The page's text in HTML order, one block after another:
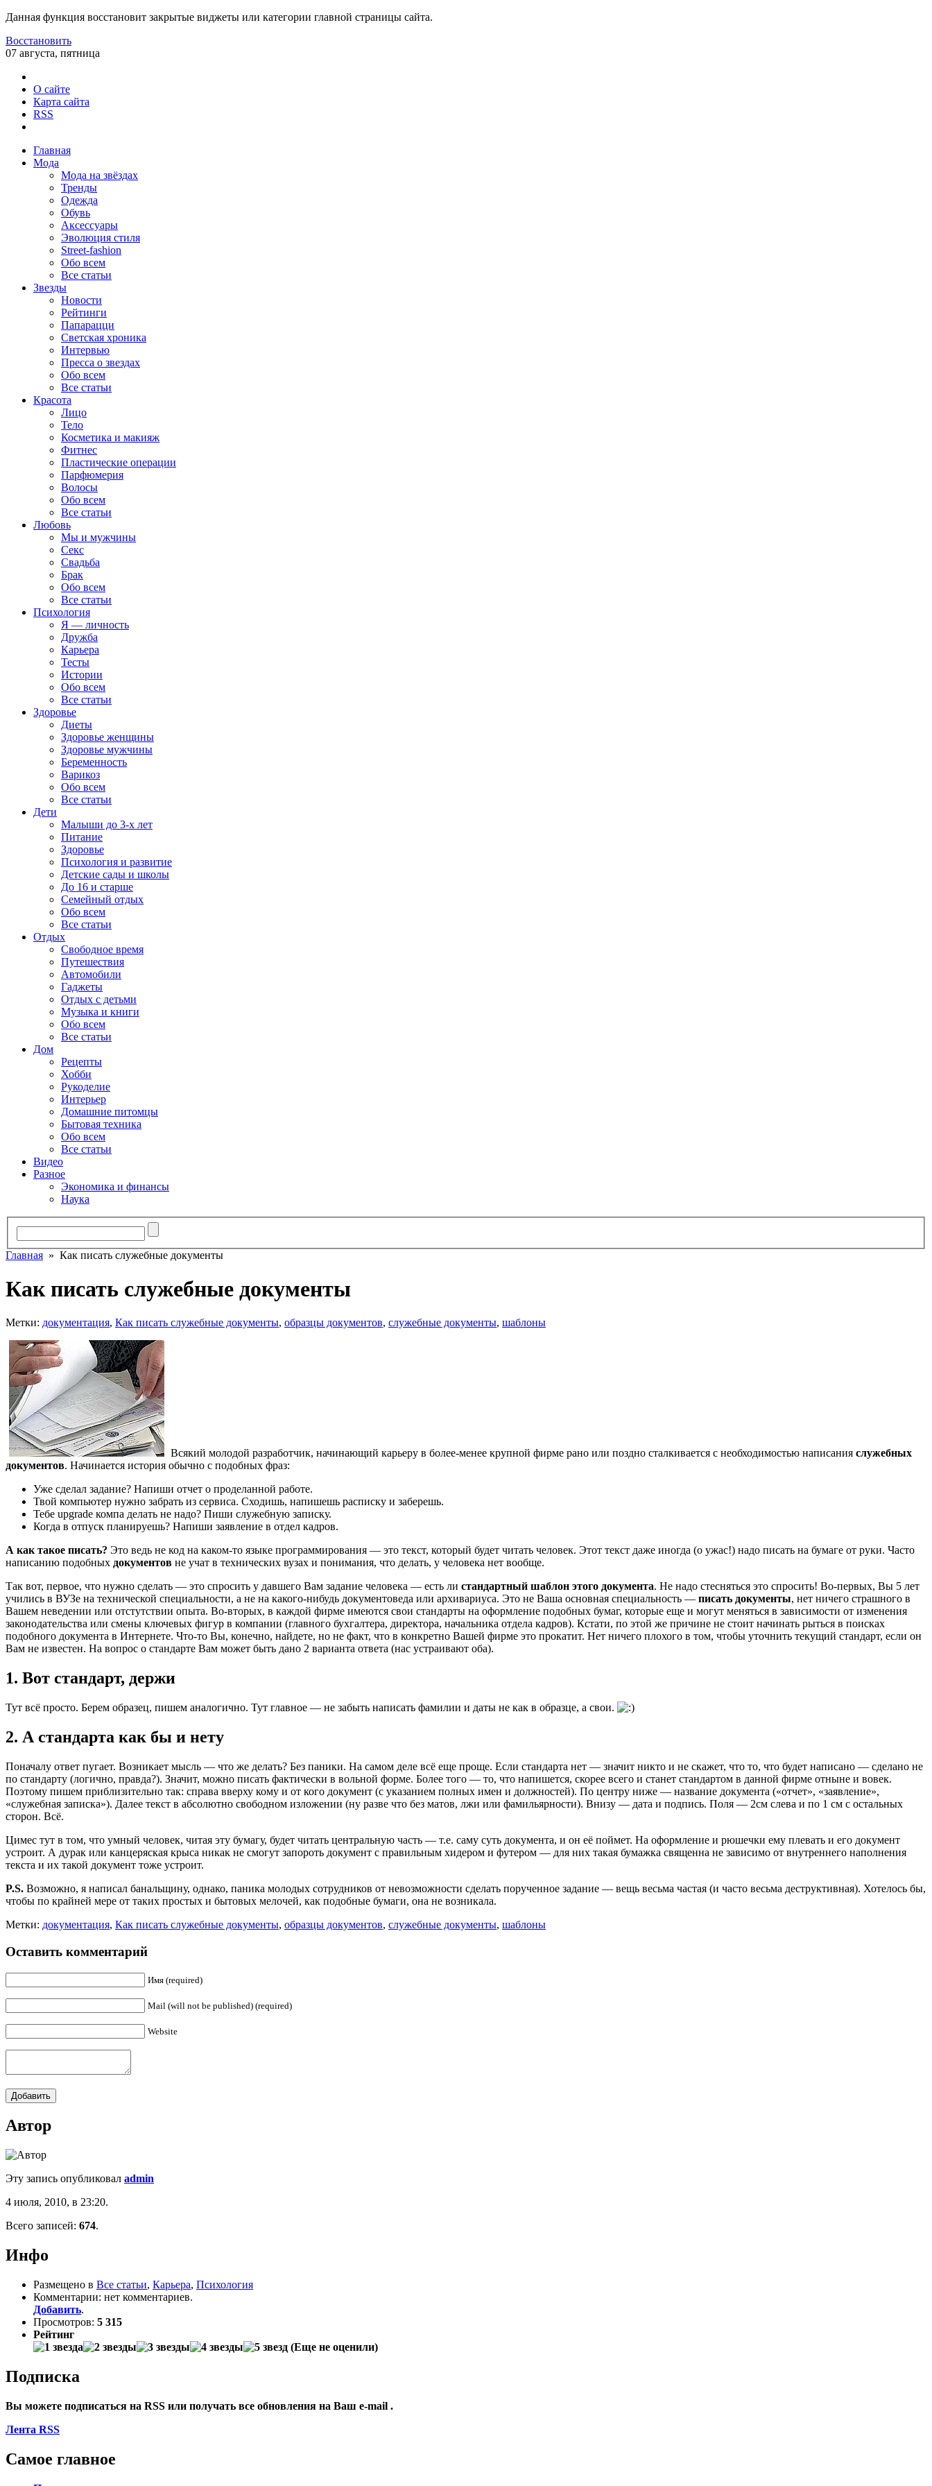
Данная функция восстановит закрытые виджеты или категории главной страницы сайта.
Восстановить
07 августа, пятница
О сайте
Карта сайта
RSS
Главная
Мода
Мода на звёздах
Тренды
Одежда
Обувь
Аксессуары
Эволюция стиля
Street-fashion
Обо всем
Все статьи
Звезды
Новости
Рейтинги
Папарацци
Светская хроника
Интервью
Пресса о звездах
Обо всем
Все статьи
Красота
Лицо
Тело
Косметика и макияж
Фитнес
Пластические операции
Парфюмерия
Волосы
Обо всем
Все статьи
Любовь
Мы и мужчины
Секс
Свадьба
Брак
Обо всем
Все статьи
Психология
Я — личность
Дружба
Карьера
Тесты
Истории
Обо всем
Все статьи
Здоровье
Диеты
Здоровье женщины
Здоровье мужчины
Беременность
Варикоз
Обо всем
Все статьи
Дети
Малыши до 3-х лет
Питание
Здоровье
Психология и развитие
Детские сады и школы
До 16 и старше
Семейный отдых
Обо всем
Все статьи
Отдых
Свободное время
Путешествия
Автомобили
Гаджеты
Отдых с детьми
Музыка и книги
Обо всем
Все статьи
Дом
Рецепты
Хобби
Рукоделие
Интерьер
Домашние питомцы
Бытовая техника
Обо всем
Все статьи
Видео
Разное
Экономика и финансы
Наука
Главная » Как писать служебные документы
Как писать служебные документы
Метки: документация, Как писать служебные документы, образцы документов, служебные документы, шаблоны
Всякий молодой разработчик, начинающий карьеру в более-менее крупной фирме рано или поздно сталкивается с необходимостью написания служебных
документов. Начинается история обычно с подобных фраз:
Уже сделал задание? Напиши отчет о проделанной работе.
Твой компьютер нужно забрать из сервиса. Сходишь, напишешь расписку и заберешь.
Тебе upgrade компа делать не надо? Пиши служебную записку.
Когда в отпуск планируешь? Напиши заявление в отдел кадров.
А как такое писать? Это ведь не код на каком-то языке программирования — это текст, который будет читать человек. Этот текст даже иногда (о ужас!) надо писать на бумаге от руки. Часто
написанию подобных документов не учат в технических вузах и понимания, что делать, у человека нет вообще.
Так вот, первое, что нужно сделать — это спросить у давшего Вам задание человека — есть ли стандартный шаблон этого документа. Не надо стесняться это спросить! Во-первых, Вы 5 лет
учились в ВУЗе на технической специальности, а не на какого-нибудь документоведа или архивариуса. Это не Ваша основная специальность — писать документы, нет ничего страшного в
Вашем неведении или отстутствии опыта. Во-вторых, в каждой фирме имеются свои стандарты на оформление подобных бумаг, которые еще и могут меняться в зависимости от изменения
законодательства или смены ключевых фигур в компании (главного бухгалтера, директора, начальника отдела кадров). Кстати, по этой же причине не стоит начинать рыться в поисках
подобного документа в Интернете. Что-то Вы, конечно, найдете, но не факт, что в конкретно Вашей фирме это прокатит. Нет ничего плохого в том, чтобы уточнить текущий стандарт, если он
Вам не известен. На вопрос о стандарте Вам может быть дано 2 варианта ответа (нас устраивают оба).
1. Вот стандарт, держи
Тут всё просто. Берем образец, пишем аналогично. Тут главное — не забыть написать фамилии и даты не как в образце, а свои.
2. А стандарта как бы и нету
Поначалу ответ пугает. Возникает мысль — что же делать? Без паники. На самом деле всё еще проще. Если стандарта нет — значит никто и не скажет, что то, что будет написано — сделано не
по стандарту (логично, правда?). Значит, можно писать фактически в вольной форме. Более того — то, что напишется, скорее всего и станет стандартом в данной фирме отныне и вовек.
Поэтому пишем приблизительно так: справа вверху кому и от кого документ (с указанием полных имен и должностей). По центру ниже — название документа («отчет», «заявление»,
«служебная записка»). Далее текст в абсолютно свободном изложении (ну разве что без матов, лжи или фамильярности). Внизу — дата и подпись. Поля — 2см слева и по 1 см с остальных
сторон. Всё.
Цимес тут в том, что умный человек, читая эту бумагу, будет читать центральную часть — т.е. саму суть документа, и он её поймет. На оформление и рюшечки ему плевать и его документ
устроит. А дурак или канцеряская крыса никак не смогут запороть документ с правильным хидером и футером — для них такая бумажка священна не зависимо от внутреннего наполнения
текста и их такой документ тоже устроит.
P.S. Возможно, я написал банальщину, однако, паника молодых сотрудников от невозможности сделать порученное задание — вещь весьма частая (и часто весьма деструктивная). Хотелось бы,
чтобы по крайней мере от таких простых и бытовых мелочей, как подобные бумаги, она не возникала.
Метки: документация, Как писать служебные документы, образцы документов, служебные документы, шаблоны
Оставить комментарий
Имя (required)
Mail (will not be published) (required)
Website
Автор
Эту запись опубликовал admin
4 июля, 2010, в 23:20.
Всего записей: 674.
Инфо
Размещено в Все статьи, Карьера, Психология
Комментарии: нет комментариев.
Добавить.
Просмотров: 5 315
Рейтинг
(Еще не оценили)
Подписка
Вы можете подписаться на RSS или получать все обновления на Ваш e-mail .
Лента RSS
Самое главное